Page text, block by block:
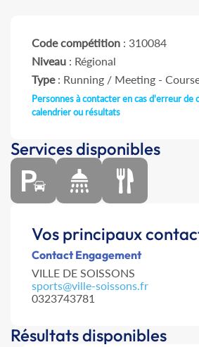
Code compétition : 310084
Niveau : Régional
Type: Running / Meeting -
Personnes à contacter en cas d'erreur de
calendrier ou résultats
Services disponibles
Vos principaux
Contact Engagement
VILLE DE SOISSONS
sports@ville-soissons.fr
0323743781
Résultats disponibles